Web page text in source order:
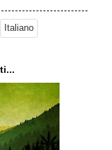
Italiano